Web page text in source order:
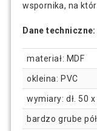
wspornika, na
Dane techniczne:
materiał: MDF
okleina: PVC
wymiary: dł. 50
bardzo grube